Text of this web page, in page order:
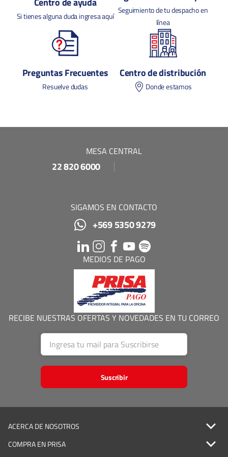
Si tienes alguna duda ingresa aquí
Seguimiento de tu despacho en
línea
Preguntas Frecuentes
Resuelve dudas
Centro de distribución
Donde estamos
MESA CENTRAL
22 820 6000
SIGAMOS EN CONTACTO
+569 5350 9279
MEDIOS DE PAGO
RECIBE NUESTRAS OFERTAS Y NOVEDADES EN TU CORREO
Suscribir
ACERCA DE NOSOTROS
COMPRA EN PRISA